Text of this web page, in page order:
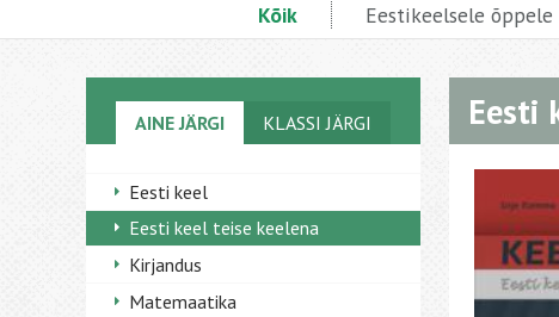
Kõik Eestikeelsele
AINE JÄRGI KLASSI JÄRGI
Eesti keel
Eesti keel teise keelena
Kirjandus
Matemaatika
Eesti